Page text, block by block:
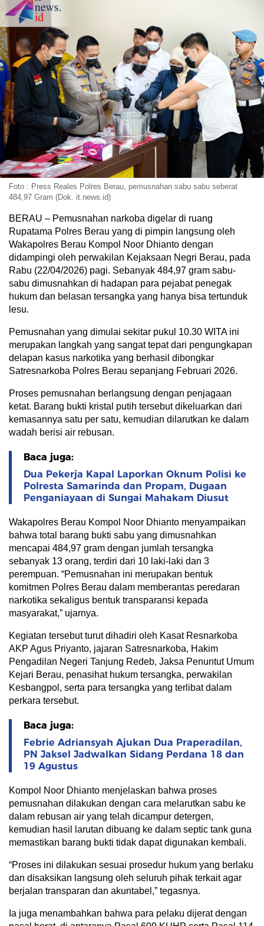
Foto : Press Reales Polres Berau, pemusnahan sabu sabu seberat
484,97 Gram (Dok. it.news.id)
BERAU – Pemusnahan narkoba digelar di ruang
Rupatama Polres Berau yang di pimpin langsung oleh
Wakapolres Berau Kompol Noor Dhianto dengan
didampingi oleh perwakilan Kejaksaan Negri Berau, pada
Rabu (22/04/2026) pagi. Sebanyak 484,97 gram sabu-
sabu dimusnahkan di hadapan para pejabat penegak
hukum dan belasan tersangka yang hanya bisa tertunduk
lesu.
Pemusnahan yang dimulai sekitar pukul 10.30 WITA ini
merupakan langkah yang sangat tepat dari pengungkapan
delapan kasus narkotika yang berhasil dibongkar
Satresnarkoba Polres Berau sepanjang Februari 2026.
Proses pemusnahan berlangsung dengan penjagaan
ketat. Barang bukti kristal putih tersebut dikeluarkan dari
kemasannya satu per satu, kemudian dilarutkan ke dalam
wadah berisi air rebusan.
Baca juga:
Dua Pekerja Kapal Laporkan Oknum Polisi ke
Polresta Samarinda dan Propam, Dugaan
Penganiayaan di Sungai Mahakam Diusut
Wakapolres Berau Kompol Noor Dhianto menyampaikan
bahwa total barang bukti sabu yang dimusnahkan
mencapai 484,97 gram dengan jumlah tersangka
sebanyak 13 orang, terdiri dari 10 laki-laki dan 3
perempuan. “Pemusnahan ini merupakan bentuk
komitmen Polres Berau dalam memberantas peredaran
narkotika sekaligus bentuk transparansi kepada
masyarakat,” ujarnya.
Kegiatan tersebut turut dihadiri oleh Kasat Resnarkoba
AKP Agus Priyanto, jajaran Satresnarkoba, Hakim
Pengadilan Negeri Tanjung Redeb, Jaksa Penuntut Umum
Kejari Berau, penasihat hukum tersangka, perwakilan
Kesbangpol, serta para tersangka yang terlibat dalam
perkara tersebut.
Baca juga:
Febrie Adriansyah Ajukan Dua Praperadilan,
PN Jaksel Jadwalkan Sidang Perdana 18 dan
19 Agustus
Kompol Noor Dhianto menjelaskan bahwa proses
pemusnahan dilakukan dengan cara melarutkan sabu ke
dalam rebusan air yang telah dicampur detergen,
kemudian hasil larutan dibuang ke dalam septic tank guna
memastikan barang bukti tidak dapat digunakan kembali.
“Proses ini dilakukan sesuai prosedur hukum yang berlaku
dan disaksikan langsung oleh seluruh pihak terkait agar
berjalan transparan dan akuntabel,” tegasnya.
Ia juga menambahkan bahwa para pelaku dijerat dengan